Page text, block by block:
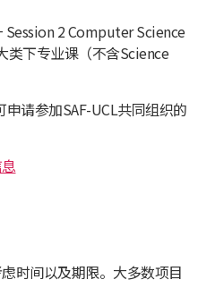
Session 2 Computer Science
类下专业课（不含Science
请参加SAF-UCL共同组织的
时间以及期限。大多数项目